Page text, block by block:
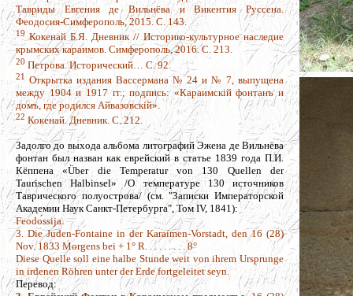
Тавриды Евгения де Вильнёва и Викентия Руссена.
Феодосия-Симферополь, 2015. С. 143.
19 Кокенай Б.Я. Дневник // Историко-культурное наследие
крымских караимов. Симферополь, 2016. С. 213.
20 Петрова. Исторический… С. 92.
21 Открытка издания Вассермана № 24 и № 7, выпущена
между 1904 и 1917 гг.; подпись: «Караимскiй фонтанъ и
домъ, где родился Айвазовскiй».
22 Кокенай. Дневник. С. 212.
Задолго до выхода альбома литографий Эжена де Вильнёва
фонтан был назван как еврейский в статье 1839 года П.И.
Кёппена «Über die Temperatur von 130 Quellen der
Taurischen Halbinsel» /О температуре 130 источников
Таврического полуострова/ (см. "Записки Императорской
Академии Наук Санкт-Петербурга", Том IV, 1841):
Feodо́ssija.
3. Die Juden-Fontaine in der Karaímen-Vorstadt, den 16 (28)
Nov. 1833 Morgens bei + 1° R. . . . . . . . . 8°
Diese Quelle soll eine halbe Stunde weit von ihrem Ursprunge
in irdenen Röhren unter der Erde fortgeleitet seyn.
Перевод: